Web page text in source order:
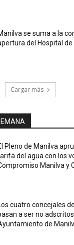
se suma a la
del Hospital
Cargar más
Pleno de Manilva
del agua con los
Manilva y
cuatro concejales
a ser no adscritos
de